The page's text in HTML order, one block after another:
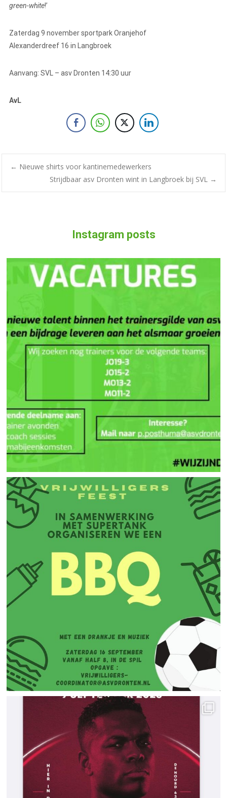
green-white!’
Zaterdag 9 november sportpark Oranjehof
Alexanderdreef 16 in Langbroek
Aanvang: SVL – asv Dronten 14:30 uur
AvL
← Nieuwe shirts voor kantinemedewerkers
Strijdbaar asv Dronten wint in Langbroek bij SVL →
Instagram posts